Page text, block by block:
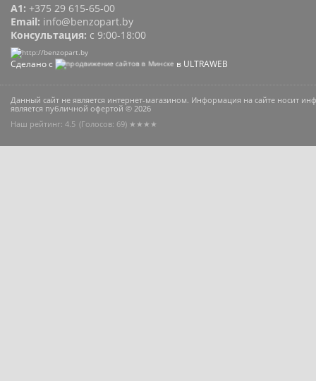
A1: +375 29 615-65-00
Email: info@benzopart.by
Консультация: с 9:00-18:00
Сделано с в ULTRAWEB
Данный сайт не является интернет-магазином. Информация на сайте носит
является публичной офертой © 2026
Наш рейтинг: 4.5 (Голосов: 69) ★★★★